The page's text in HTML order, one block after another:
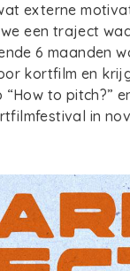
externe
een traject
6 maanden
kortfilm en
to pitch?”
in